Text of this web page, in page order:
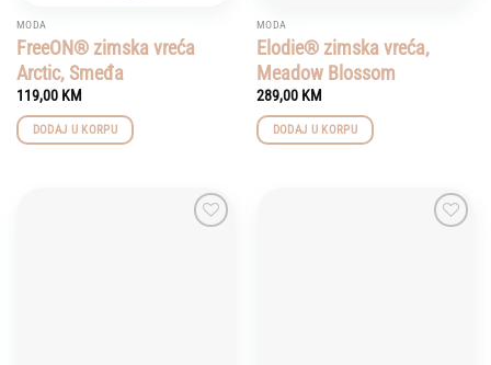
MODA
FreeON® zimska vreća
Arctic, Smeđa
119,00 KM
DODAJ U KORPU
MODA
Elodie® zimska vreća,
Meadow Blossom
289,00 KM
DODAJ U KORPU